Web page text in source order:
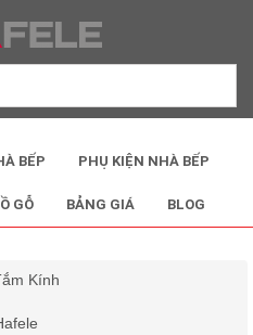
BẾP PHỤ KIỆN NHÀ BẾP
GỖ BẢNG GIÁ BLOG
Kính